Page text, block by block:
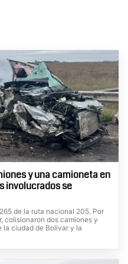
y una camioneta en
involucrados se
de la ruta nacional 205. Por
colisionaron dos camiones y
la ciudad de Bolivar y la